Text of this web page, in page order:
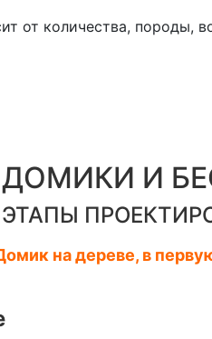
от количества, породы,
ДОМИКИ И
ЭТАПЫ
на дереве, в